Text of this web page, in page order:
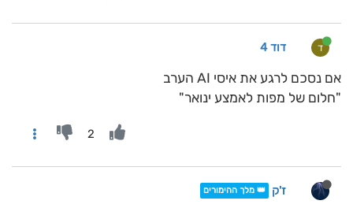
ד דוד 4
אם נסכם לרגע את איסי AI הערב
"חלום של מפות לאמצע ינואר"
2
ז'ק 👑 מלך ההימורים